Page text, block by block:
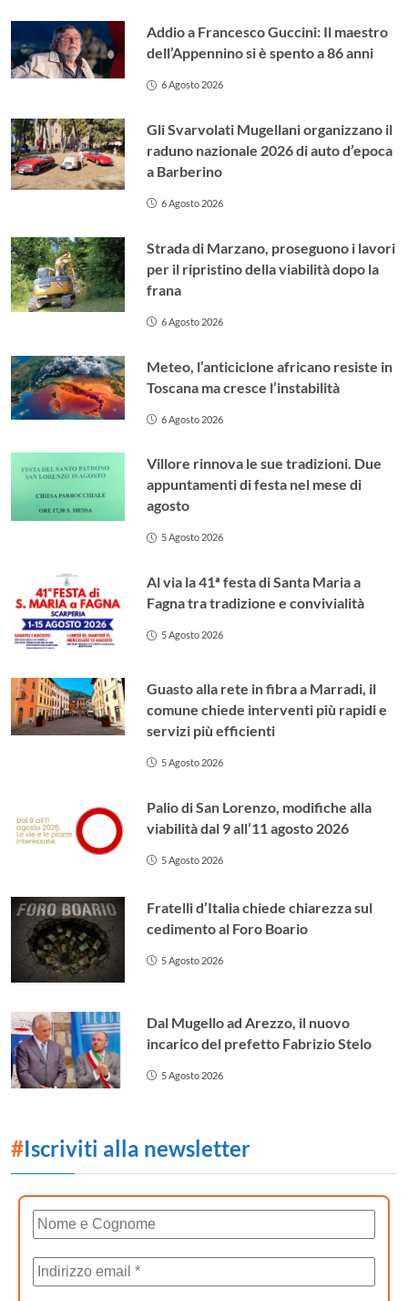
Addio a Francesco Guccini: Il maestro
dell’Appennino si è spento a 86 anni
6 Agosto 2026
Gli Svarvolati Mugellani organizzano il
raduno nazionale 2026 di auto d’epoca
a Barberino
6 Agosto 2026
Strada di Marzano, proseguono i lavori
per il ripristino della viabilità dopo la
frana
6 Agosto 2026
Meteo, l’anticiclone africano resiste in
Toscana ma cresce l’instabilità
6 Agosto 2026
Villore rinnova le sue tradizioni. Due
appuntamenti di festa nel mese di
agosto
5 Agosto 2026
Al via la 41ª festa di Santa Maria a
Fagna tra tradizione e convivialità
5 Agosto 2026
Guasto alla rete in fibra a Marradi, il
comune chiede interventi più rapidi e
servizi più efficienti
5 Agosto 2026
Palio di San Lorenzo, modifiche alla
viabilità dal 9 all’11 agosto 2026
5 Agosto 2026
Fratelli d’Italia chiede chiarezza sul
cedimento al Foro Boario
5 Agosto 2026
Dal Mugello ad Arezzo, il nuovo
incarico del prefetto Fabrizio Stelo
5 Agosto 2026
#Iscriviti alla newsletter